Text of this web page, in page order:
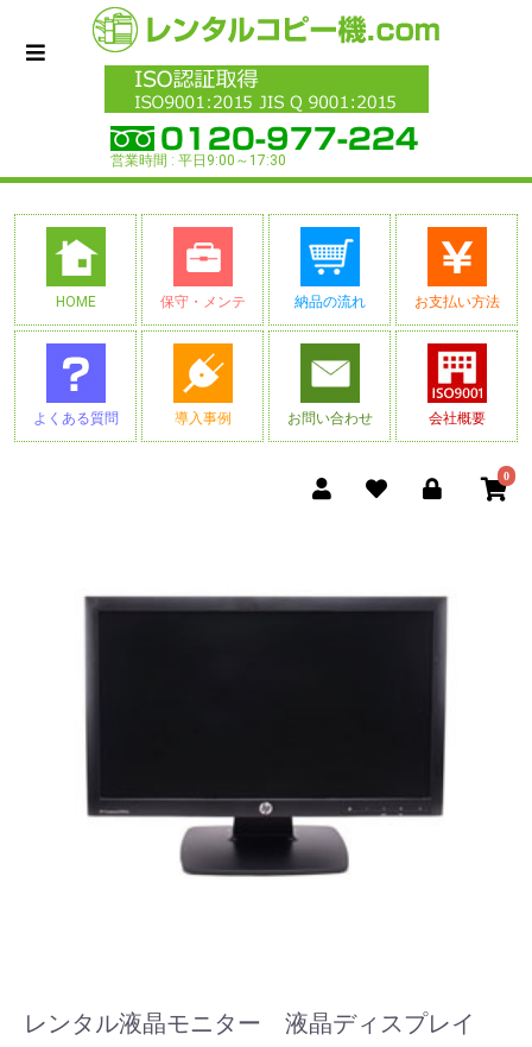
営業時間 : 平日9:00～17:30
HOME 保守・メンテ 納品の流れ お支払い方法
よくある質問 導入事例 お問い合わせ 会社概要
0
レンタル液晶モニター 液晶ディスプレイ